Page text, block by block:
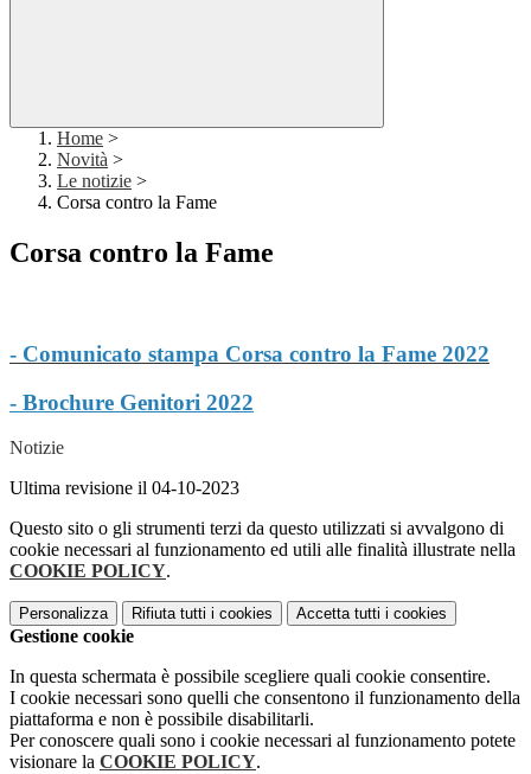
Home >
Novità >
Le notizie >
Corsa contro la Fame
Corsa contro la Fame
- Comunicato stampa Corsa contro la Fame 2022
- Brochure Genitori 2022
Notizie
Ultima revisione il 04-10-2023
Questo sito o gli strumenti terzi da questo utilizzati si avvalgono di
cookie necessari al funzionamento ed utili alle finalità illustrate nella
COOKIE POLICY.
Personalizza Rifiuta tutti i cookies Accetta tutti i cookies
Gestione cookie
In questa schermata è possibile scegliere quali cookie consentire.
I cookie necessari sono quelli che consentono il funzionamento della
piattaforma e non è possibile disabilitarli.
Per conoscere quali sono i cookie necessari al funzionamento potete
visionare la COOKIE POLICY.